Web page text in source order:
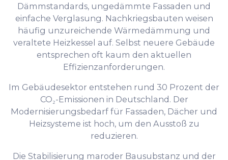
Dämmstandards, ungedämmte Fassaden und
einfache Verglasung. Nachkriegsbauten weisen
häufig unzureichende Wärmedämmung und
veraltete Heizkessel auf. Selbst neuere Gebäude
entsprechen oft kaum den aktuellen
Effizienzanforderungen.
Im Gebäudesektor entstehen rund 30 Prozent der
CO₂-Emissionen in Deutschland. Der
Modernisierungsbedarf für Fassaden, Dächer und
Heizsysteme ist hoch, um den Ausstoß zu
reduzieren.
Die Stabilisierung maroder Bausubstanz und der